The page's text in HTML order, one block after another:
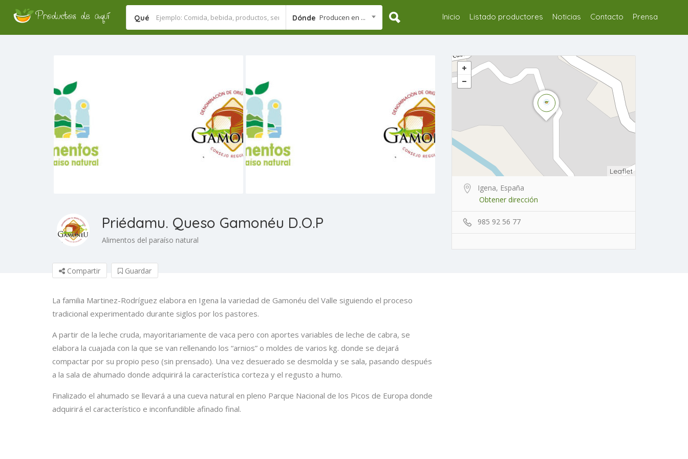
Qué Dónde Producen en ... Inicio Listado productores Noticias Contacto Prensa
Priédamu. Queso Gamonéu D.O.P
Alimentos del paraíso natural
Compartir Guardar
La familia Martinez-Rodríguez elabora en Igena la variedad de Gamonéu del Valle siguiendo el proceso
tradicional experimentado durante siglos por los pastores.
A partir de la leche cruda, mayoritariamente de vaca pero con aportes variables de leche de cabra, se
elabora la cuajada con la que se van rellenando los “arnios” o moldes de varios kg. donde se dejará
compactar por su propio peso (sin prensado). Una vez desuerado se desmolda y se sala, pasando después
a la sala de ahumado donde adquirirá la característica corteza y el regusto a humo.
Finalizado el ahumado se llevará a una cueva natural en pleno Parque Nacional de los Picos de Europa donde
adquirirá el característico e inconfundible afinado final.
Leaflet
Igena, España
Obtener dirección
985 92 56 77